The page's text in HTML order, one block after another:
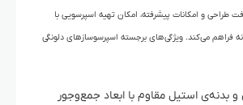
طراحی و امکانات پیشرفته، امکان تهیه اسپرسویی با
فراهم می‌کند. ویژگی‌های برجسته اسپرسوسازهای دلونگی
بدنه‌ی استیل مقاوم با ابعاد جمع‌وجور